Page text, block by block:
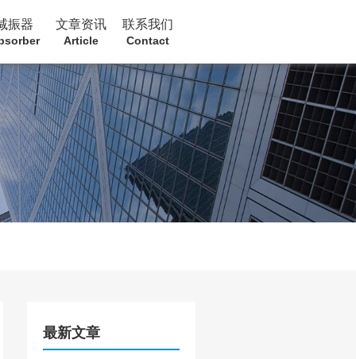
振器 文章资讯
Article
联系我们
Contact
最新文章